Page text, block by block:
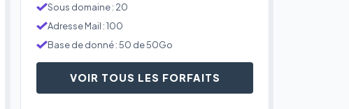
Sous domaine : 20
Adresse Mail : 100
Base de donné : 50 de 50Go
VOIR TOUS LES FORFAITS